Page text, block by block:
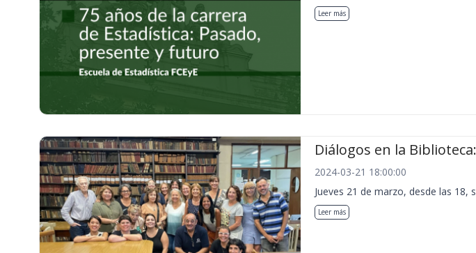
Leer más
Diálogos en la
2024-03-21 18:00:00
Jueves 21 de marzo, desde las 18,
Leer más